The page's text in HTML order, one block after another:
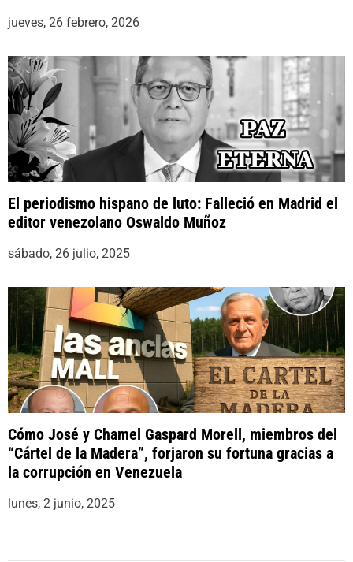
jueves, 26 febrero, 2026
El periodismo hispano de luto: Falleció en Madrid el
editor venezolano Oswaldo Muñoz
sábado, 26 julio, 2025
Cómo José y Chamel Gaspard Morell, miembros del
“Cártel de la Madera”, forjaron su fortuna gracias a
la corrupción en Venezuela
lunes, 2 junio, 2025